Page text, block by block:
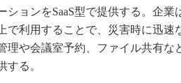
ションをSaaS型で提供する。企
で利用することで、災害時に迅速
理や会議室予約、ファイル共有
する。